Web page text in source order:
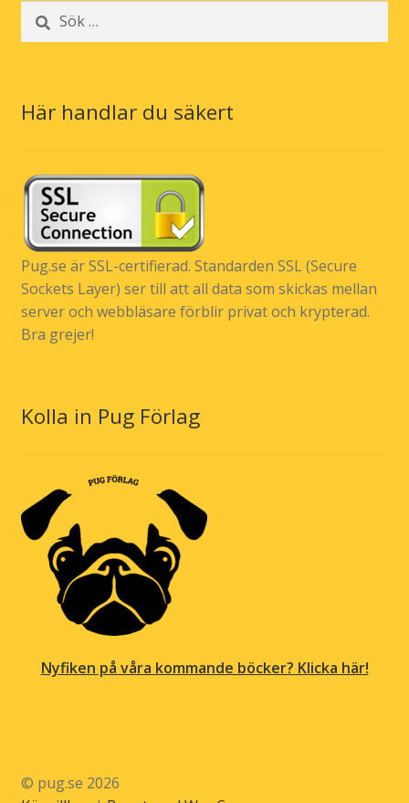
Sök
efter:
Här handlar du säkert
Pug.se är SSL-certifierad. Standarden SSL (Secure
Sockets Layer) ser till att all data som skickas mellan
server och webbläsare förblir privat och krypterad.
Bra grejer!
Kolla in Pug Förlag
Nyfiken på våra kommande böcker? Klicka här!
© pug.se 2026